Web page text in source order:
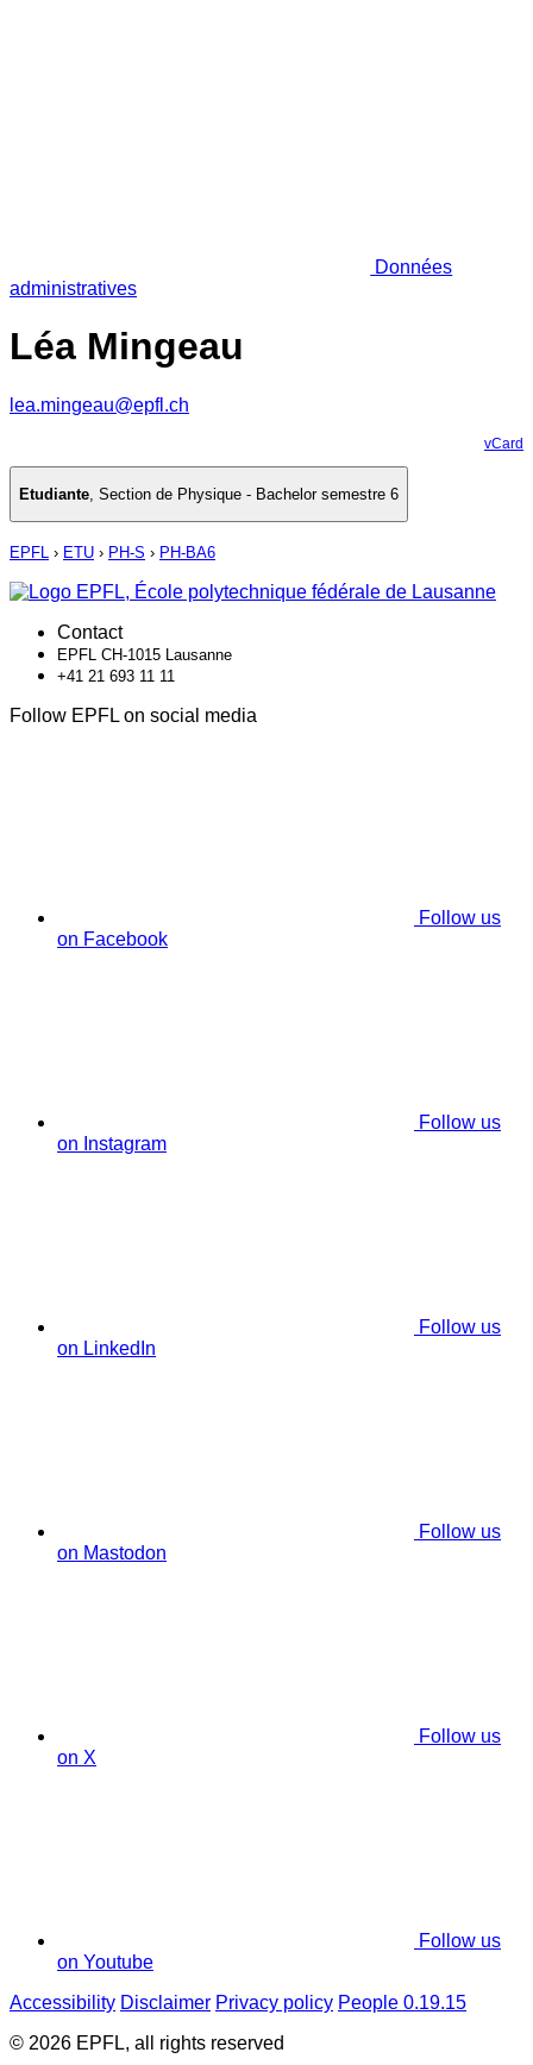
Données
administratives
Léa Mingeau
lea.mingeau@epfl.ch
vCard
Etudiante, Section de Physique - Bachelor semestre 6
EPFL › ETU › PH-S › PH-BA6
Contact
EPFL CH-1015 Lausanne
+41 21 693 11 11
Follow EPFL on social media
Follow us
on Facebook
Follow us
on Instagram
Follow us
on LinkedIn
Follow us
on Mastodon
Follow us
on X
Follow us
on Youtube
Accessibility Disclaimer Privacy policy People 0.19.15
© 2026 EPFL, all rights reserved